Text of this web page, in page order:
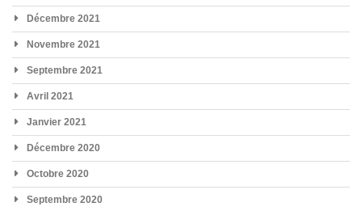
Décembre 2021
Novembre 2021
Septembre 2021
Avril 2021
Janvier 2021
Décembre 2020
Octobre 2020
Septembre 2020